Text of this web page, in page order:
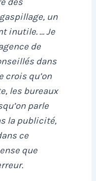
un
inutile. … Je
de
dans
crois qu’on
les bureaux
parle
la publicité,
ce
que